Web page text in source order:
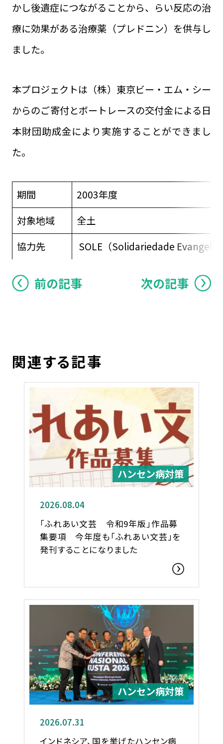
かし後遺症につながることから、らい反応の治
療に効果がある治療薬（プレドニン）を供与し
ました。
本プロジェクトは（株）東京ビー・エム・シー
からのご寄付とボートレースの交付金による日
本財団助成金により実施することができまし
た。
期間
2003年度
対象地域
全土
協力先
SOLE（Solidariedade
前の記事 次の記事
関連する記事
ハンセン病対策
2026.08.04
「ふれあい文芸 令和9年版」作品募
集要項 今年度も「ふれあい文芸」を
発刊することになりました
ハンセン病対策
2026.07.31
インドネシア、国を挙げたハンセン病